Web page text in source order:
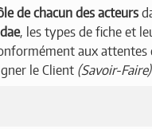
de chacun des acteurs
, les types de fiche et
aux attentes
le Client (Savoir-Faire)